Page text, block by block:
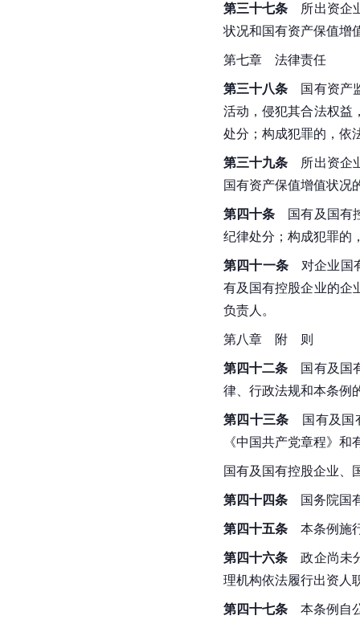
第三十七条 所出资企
状况和国有资产保值增
第七章　法律责任
第三十八条 国有资产
活动，侵犯其合法权益
处分；构成犯罪的，依
第三十九条 所出资企
国有资产保值增值状况
第四十条 国有及国有
纪律处分；构成犯罪的
第四十一条 对企业国有
有及国有控股企业的企
负责人。
第八章　附　则
第四十二条 国有及国
律、行政法规和本条例
第四十三条 国有及国
《中国共产党章程》和
国有及国有控股企业、
第四十四条
国务院国
第四十五条 本条例施
第四十六条 政企尚未
理机构依法履行出资人
第四十七条 本条例自